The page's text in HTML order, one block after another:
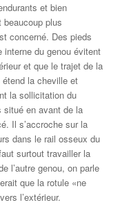
et bien
plus
concerné. Des pieds
du genou évitent
et que le trajet de la
la cheville et
la sollicitation du
situé en avant de la
Il s’accroche sur la
dans le rail osseux du
surtout travailler la
l’autre genou, on parle
que la rotule «ne
l’extérieur.